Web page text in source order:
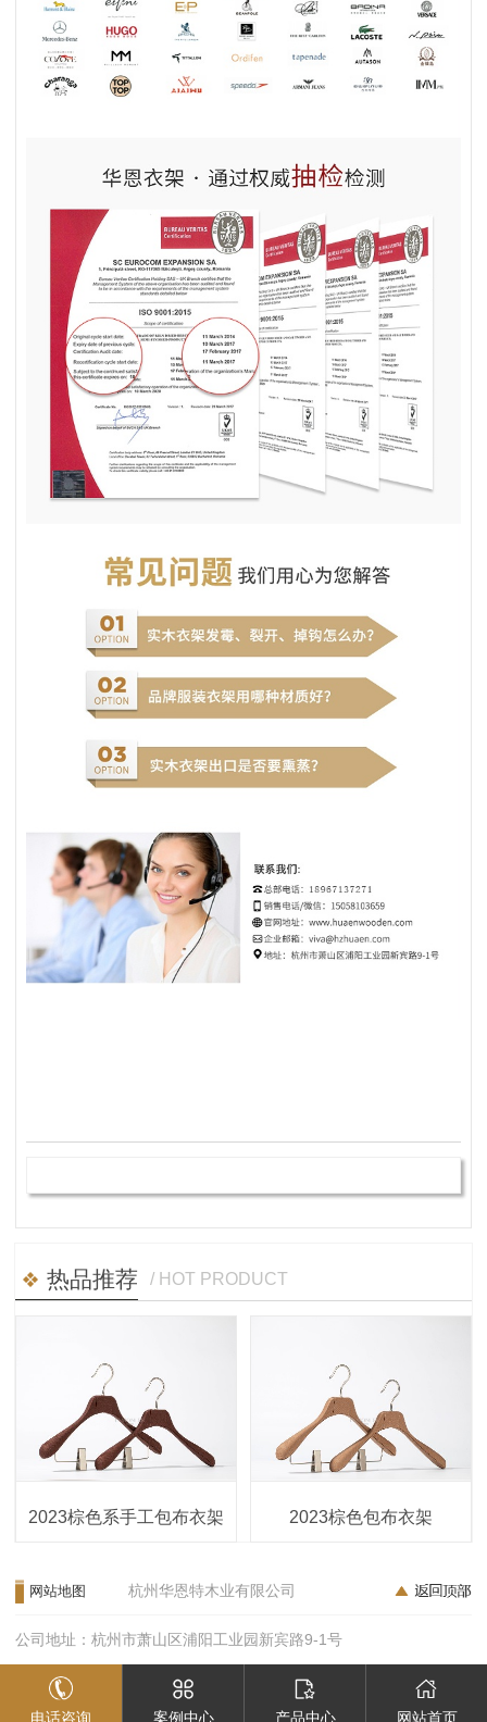
热品推荐 / HOT PRODUCT
2023棕色系手工包布衣架 2023棕色包布衣架
网站地图 杭州华恩特木业有限公司
公司地址：杭州市萧山区浦阳工业园新宾路9-1号
电话咨询 案例中心 产品中心 网站首页